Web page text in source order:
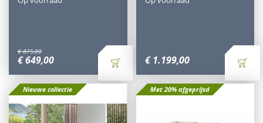
€ 875,00
€649,00 € 1.199,00
Nieuwe collectie Met 20% afgeprijsd